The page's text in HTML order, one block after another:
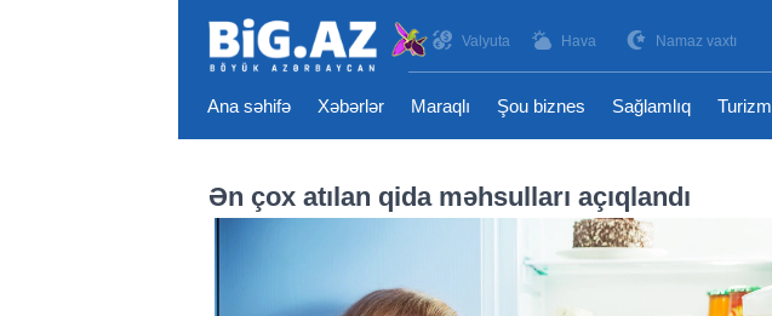
Valyuta Hava Namaz vaxtı
Ana səhifə Xəbərlər Maraqlı Şou biznes Sağlamlıq Turizm
Ən çox atılan qida məhsulları açıqlandı